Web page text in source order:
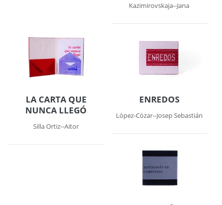
Kazimirovskaja--Jana
LA CARTA QUE
NUNCA LLEGÓ
Silla Ortiz--Aitor
ENREDOS
López-Cózar--Josep Sebastián